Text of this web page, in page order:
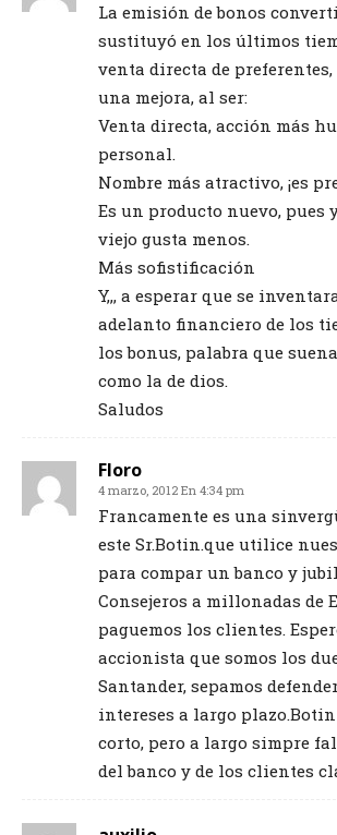
La emisión de bonos
sustituyó en los últimos
venta directa de
una mejora, al ser:
Venta directa, acción más
personal.
Nombre más atractivo, ¡es
Es un producto nuevo, pues
viejo gusta menos.
Más sofistificación
Y,,, a esperar que se
adelanto financiero de los
los bonus, palabra que
como la de dios.
Saludos
Floro
4 marzo, 2012 En 4:34 pm
Francamente es una
este Sr.Botin.que utilice
para compar un banco y
Consejeros a millonadas de
paguemos los clientes.
accionista que somos los
Santander, sepamos
intereses a largo
corto, pero a largo simpre
del banco y de los clientes